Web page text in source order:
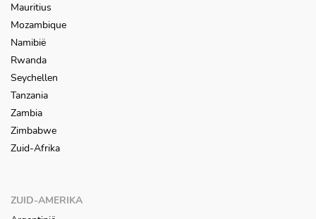
Mauritius
Mozambique
Namibië
Rwanda
Seychellen
Tanzania
Zambia
Zimbabwe
Zuid-Afrika
ZUID-AMERIKA